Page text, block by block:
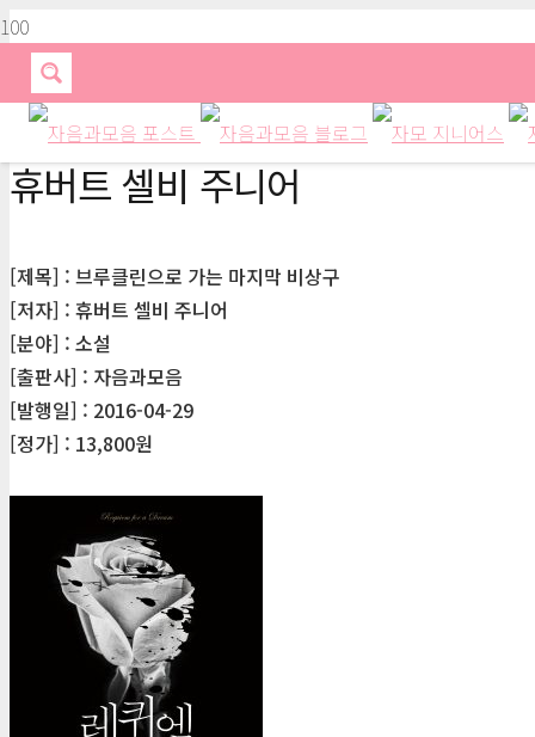
휴버트 셀비 주니어
[제목] : 브루클린으로 가는 마지막 비상구
[저자] : 휴버트 셀비 주니어
[분야] : 소설
[출판사] : 자음과모음
[발행일] : 2016-04-29
[정가] : 13,800원